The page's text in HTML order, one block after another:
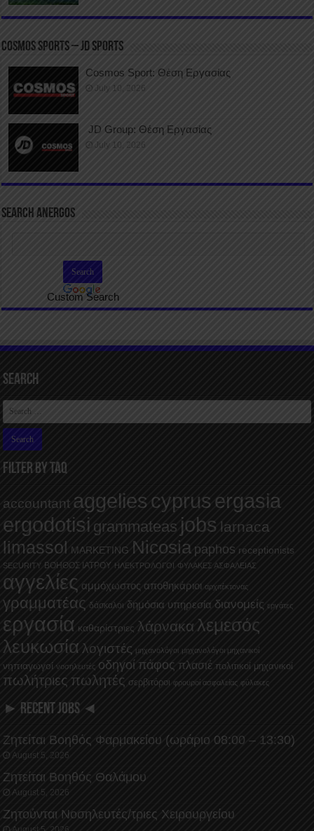
COSMOS SPORTS – JD SPORTS
Cosmos Sport: Θέση Εργασίας
July 10, 2026
JD Group: Θέση Εργασίας
July 10, 2026
SEARCH ANERGOS
Custom Search
Search
FILTER BY TAQ
accountant aggeliescyprus ergasia
ergodotisi grammateas jobs larnaca
limassol MARKETING Nicosia paphos receptionists
SECURITY ΒΟΗΘΟΣ ΙΑΤΡΟΥ ΗΛΕΚΤΡΟΛΟΓΟΙ ΦΥΛΑΚΕΣ ΑΣΦΑΛΕΙΑΣ
αγγελίες αμμόχωστος αποθηκάριοι αρχιτέκτονας
γραμματέας δάσκαλοι δημόσια υπηρεσία διανομείς εργάτες
εργασία καθαρίστριες λάρνακα λεμεσός
λευκωσία λογιστές μηχανολόγοι μηχανολόγοι μηχανικοί
νηπιαγωγοί νοσηλευτές οδηγοί πάφος πλασιέ πολιτικοί μηχανικοί
πωλήτριες πωλητές σερβιτόροι φρουροί ασφαλείας φύλακες
► RECENT JOBS ◄
Ζητείται Βοηθός Φαρμακείου (ωράριο 08:00 – 13:30)
August 5, 2026
Ζητείται Βοηθός Θαλάμου
August 5, 2026
Ζητούνται Νοσηλευτές/τριες Χειρουργείου